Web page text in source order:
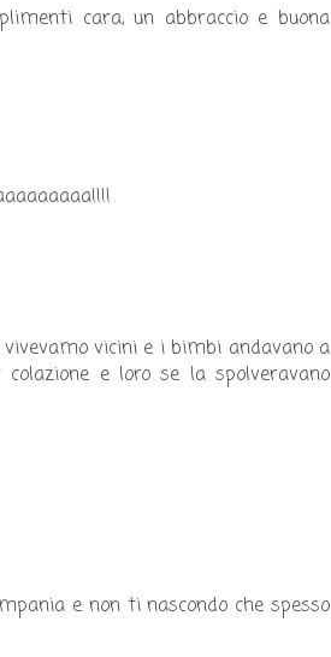
cara, un abbraccio e buona
vicini e i bimbi andavano a
e loro se la spolveravano
e non ti nascondo che spesso